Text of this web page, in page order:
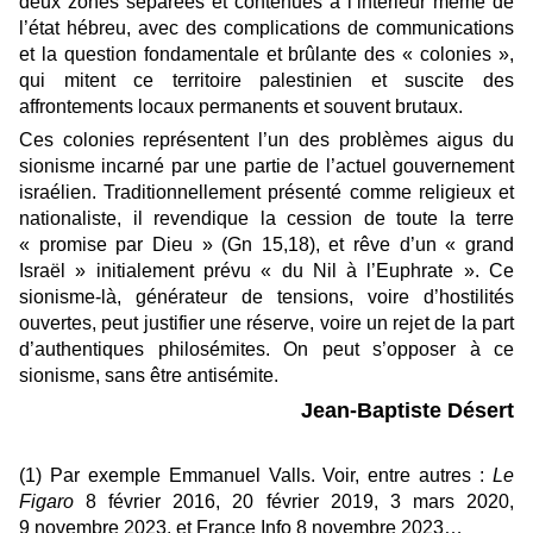
l’état hébreu, avec des complications de communications
et la question fondamentale et brûlante des « colonies »,
qui mitent ce territoire palestinien et suscite des
affrontements locaux permanents et souvent brutaux.
Ces colonies représentent l’un des problèmes aigus du
sionisme incarné par une partie de l’actuel gouvernement
israélien. Traditionnellement présenté comme religieux et
nationaliste, il revendique la cession de toute la terre
« promise par Dieu » (Gn 15,18), et rêve d’un « grand
Israël » initialement prévu « du Nil à l’Euphrate ». Ce
sionisme-là, générateur de tensions, voire d’hostilités
ouvertes, peut justifier une réserve, voire un rejet de la part
d’authentiques philosémites. On peut s’opposer à ce
sionisme, sans être antisémite.
Jean-Baptiste Désert
(1) Par exemple Emmanuel Valls. Voir, entre autres : Le
Figaro 8 février 2016, 20 février 2019, 3 mars 2020,
9 novembre 2023, et France Info 8 novembre 2023…